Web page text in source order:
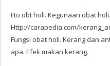
Fto obt holi. Kegunaan obat holi.
Http://carapedia.com/
Fungsi obat holi. Kerang dan
apa. Efek makan kerang.